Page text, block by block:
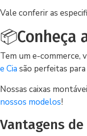
Vale conferir as
📦Conheça
Tem um e-commerce,
e Ciasão perfeitas
Nossas caixas
nossos modelos!
Vantagens